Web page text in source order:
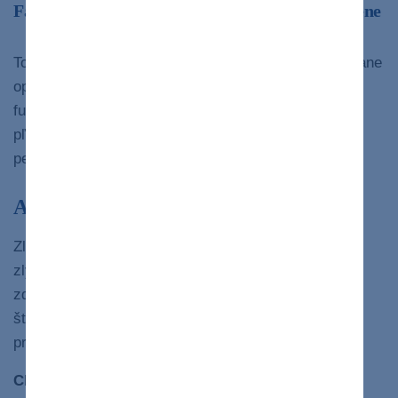
Fáza 4: Koncové štádium zlyhania/choroby pečene
Toto je zastrešujúci termín pre niekoľko stavov, vrátane
opuchnutej pečene, vnútorného krvácania, straty
funkcie obličiek, tekutiny v bruchu a problémov s
pľúcami. Vyriešiť tento stav môže iba transplantácia
pečene.
Aké sú príznaky zlyhania pečene?
Zlyhanie pečene sa môže vyvíjať
zlyhania pečene často vyzerajú ako príznaky iných
zdravotných stavov, ktoré môžu v počiatočných
štádiách sťažiť diagnostiku. Príznaky sa zhoršujú,
pretože vaša poškodená pečeň je stále slabšia.
Chronické zlyhanie pečene